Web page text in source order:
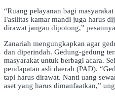
“Ruang pelayanan bagi
Fasilitas kamar mandi juga harus
dirawat jangan dipotong,”
Zanariah mengungkapkan agar
dan diperindah. Gedung-gedung
masyarakat untuk berbagi acara.
pendapatan asli daerah (PAD).
tapi harus dirawat. Nanti uang
aset yang harus dimanfaatkan,”